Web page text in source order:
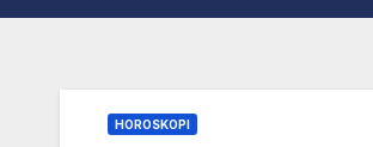
HOROSKOPI